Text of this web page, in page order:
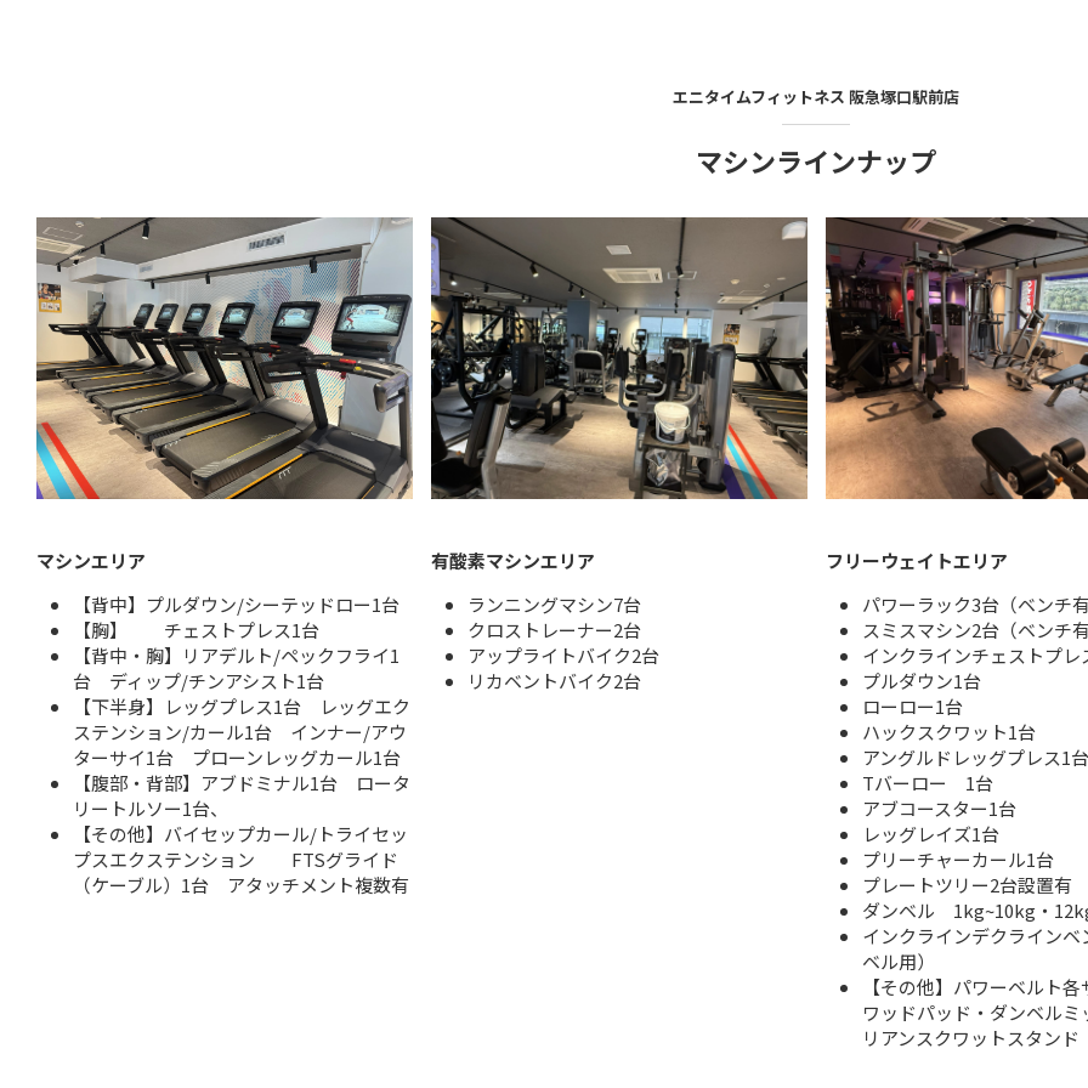
エニタイムフィットネス 阪急塚口駅前店
マシンラインナップ
マシンエリア
【背中】プルダウン/シーテッドロー1台
【胸】 チェストプレス1台
【背中・胸】リアデルト/ペックフライ1
台 ディップ/チンアシスト1台
【下半身】レッグプレス1台 レッグエク
ステンション/カール1台 インナー/アウ
ターサイ1台 プローンレッグカール1台
【腹部・背部】アブドミナル1台 ロータ
リートルソー1台、
【その他】バイセップカール/トライセッ
プスエクステンション FTSグライド
（ケーブル）1台 アタッチメント複数有
有酸素マシンエリア
ランニングマシン7台
クロストレーナー2台
アップライトバイク2台
リカベントバイク2台
フリーウェイトエリア
パワーラック3台（ベンチ
スミスマシン2台（ベンチ
インクラインチェストプレ
プルダウン1台
ローロー1台
ハックスクワット1台
アングルドレッグプレス1台
Tバーロー 1台
アブコースター1台
レッグレイズ1台
プリーチャーカール1台
プレートツリー2台設置有
ダンベル 1kg~10kg・
インクラインデクラインベ
ベル用）
【その他】パワーベルト
ワッドパッド・ダンベルミ
リアンスクワットスタンド